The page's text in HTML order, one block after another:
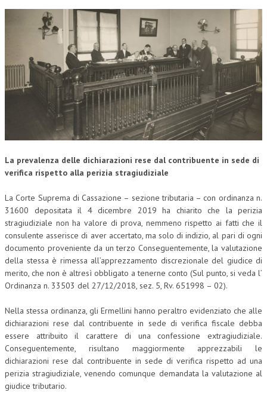
CORSI CE.S.E.D.
ARCHIVIO CORSI 2015
DIVENTA SOCIO
BROCHURE CE.S.E.D.
LA RIVISTA
LA RIVISTA
COMITATO SCIENTIFICO
COMITATO EDITORIALE
REDAZIONE
PEER REVIEW
CODICE ETICO
COLLABORA CON NOI
ECONOMIA
CORPORATE SOCIAL RESPONSIBILITY
INTERNAZIONALIZZAZIONE
La prevalenza delle dichiarazioni rese dal contribuente in sede di
verifica rispetto alla perizia stragiudiziale
La Corte Suprema di Cassazione – sezione tributaria – con ordinanza n.
31600 depositata il 4 dicembre 2019 ha chiarito che la perizia
stragiudiziale non ha valore di prova, nemmeno rispetto ai fatti che il
consulente asserisce di aver accertato, ma solo di indizio, al pari di ogni
documento proveniente da un terzo Conseguentemente, la valutazione
della stessa è rimessa all’apprezzamento discrezionale del giudice di
merito, che non è altresì obbligato a tenerne conto (Sul punto, si veda l’
Ordinanza n. 33503 del 27/12/2018, sez. 5, Rv. 651998 – 02).
Nella stessa ordinanza, gli Ermellini hanno peraltro evidenziato che alle
dichiarazioni rese dal contribuente in sede di verifica fiscale debba
essere attribuito il carattere di una confessione extragiudiziale.
Conseguentemente, risultano maggiormente apprezzabili le
dichiarazioni rese dal contribuente in sede di verifica rispetto ad una
perizia stragiudiziale, venendo comunque demandata la valutazione al
giudice tributario.